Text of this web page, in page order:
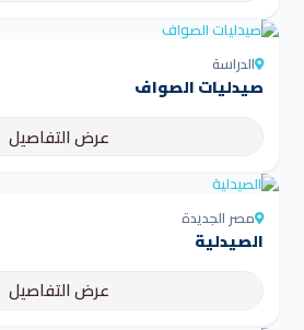
الدراسة
صيدليات الصواف
عرض التفاصيل
مصر الجديدة
الصيدلية
عرض التفاصيل